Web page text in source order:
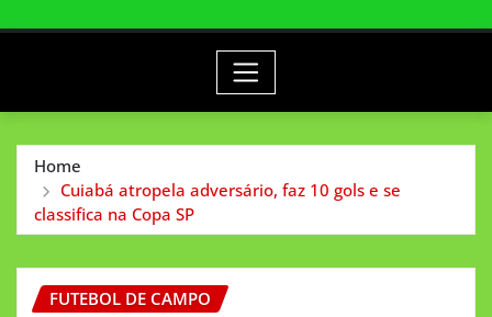
Home
Cuiabá atropela adversário, faz 10 gols e se
classifica na Copa SP
FUTEBOL DE CAMPO